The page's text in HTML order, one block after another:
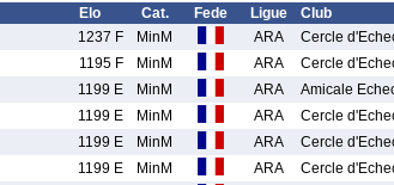
Elo Cat. Fede Ligue Club
1237 F MinM ARA Cercle
1195 F MinM ARA Cercle
1199 E MinM ARA Amicale
1199 E MinM ARA Cercle
1199 E MinM ARA Cercle
1199 E MinM ARA Cercle